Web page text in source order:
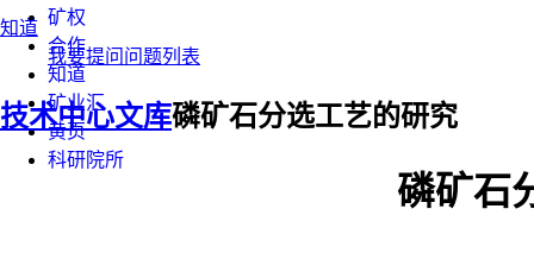
矿权
合作
知道
矿业汇
黄页
科研院所
知道
我要提问 问题列表
技术中心文库磷矿石分选工艺的研究
磷矿石